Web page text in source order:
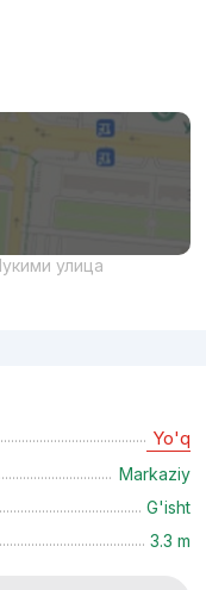
улица
Yo'q
Markaziy
G'isht
3.3 m